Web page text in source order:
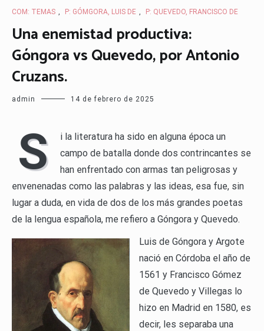
COM: TEMAS , P: GÓMGORA, LUIS DE , P: QUEVEDO, FRANCISCO DE
Una enemistad productiva:
Góngora vs Quevedo, por Antonio
Cruzans.
admin 14 de febrero de 2025
S
i la literatura ha sido en alguna época un
campo de batalla donde dos contrincantes se
han enfrentado con armas tan peligrosas y
envenenadas como las palabras y las ideas, esa fue, sin
lugar a duda, en vida de dos de los más grandes poetas
de la lengua española, me refiero a Góngora y Quevedo.
Luis de Góngora y Argote
nació en Córdoba el año de
1561 y Francisco Gómez
de Quevedo y Villegas lo
hizo en Madrid en 1580, es
decir, les separaba una